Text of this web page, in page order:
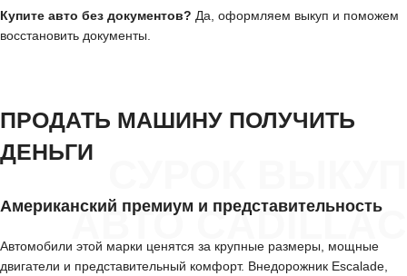
Купите авто без документов? Да, оформляем выкуп и поможем
восстановить документы.
АВТО CADILLAC
ПРОДАТЬ МАШИНУ ПОЛУЧИТЬ
ДЕНЬГИ
Американский премиум и представительность
Автомобили этой марки ценятся за крупные размеры, мощные
двигатели и представительный комфорт. Внедорожник Escalade,